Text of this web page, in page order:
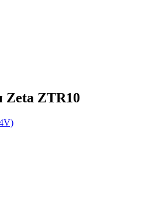
Zeta ZTR10